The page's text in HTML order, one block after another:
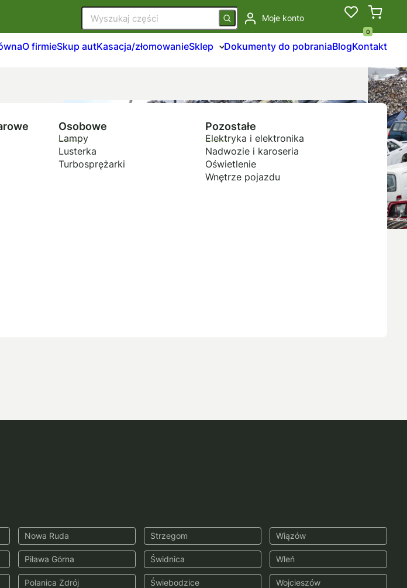
Moje konto
0
O firmieSkup autKasacja/złomowanieSklep
Osobowe
Lampy
Lusterka
Turbosprężarki
Pozostałe
Elektryka i elektronika
Nadwozie i karoseria
Oświetlenie
Wnętrze pojazdu
Dokumenty do pobraniaBlogKontakt
Nowa Ruda
Piława Górna
Polanica Zdrój
Strzegom
Świdnica
Świebodzice
Wiązów
Wleń
Wojcieszów